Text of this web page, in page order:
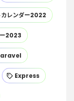
カレンダー2022
2023
Express